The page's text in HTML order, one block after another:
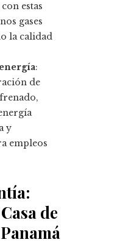
estas
gases
la calidad
:
de
y
empleos
de